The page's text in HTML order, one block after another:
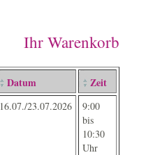
Ihr Warenkorb
Datum Zeit
16.07./23.07.2026
9:00
bis
10:30
Uhr